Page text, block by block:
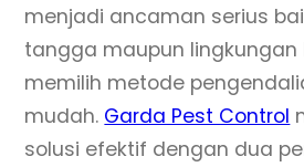
menjadi ancaman serius
tangga maupun lingkungan
memilih metode
mudah. Garda Pest Control
solusi efektif dengan dua